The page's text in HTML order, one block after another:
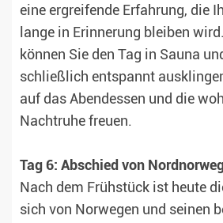
eine ergreifende Erfahrung, die
lange in Erinnerung bleiben
können Sie den Tag in Sauna
schließlich entspannt
auf das Abendessen und die
Nachtruhe freuen.
Tag 6: Abschied von
Nach dem Frühstück ist heute
sich von Norwegen und seinen